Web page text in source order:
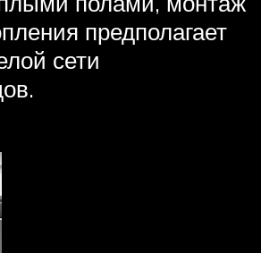
предполагает
сети